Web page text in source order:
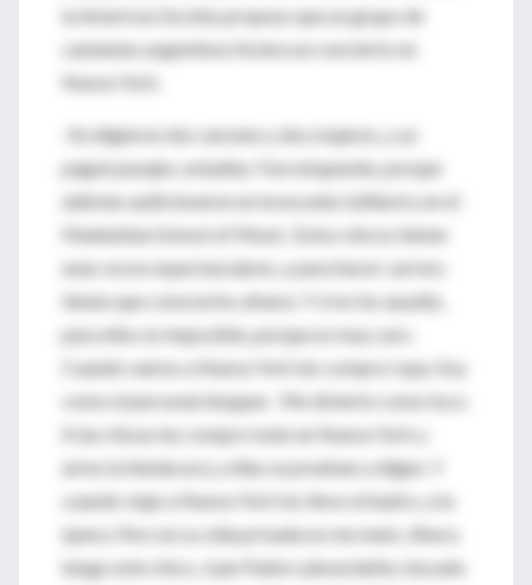
la Americas Society propuso que un grupo de
cantantes argentinos hiciera un concierto en
Nueva York.
-Se eligieron dos varones y dos mujeres, y yo
pagué pasajes, estadías. Fue estupendo, porque
además audicionaron en la escuela Juilliard y en el
Manhattan School of Music. Estos chicos tienen
unas voces espectaculares, y para hacer carrera
tienen que conocerlos afuera. Y si no los ayudás,
para ellos es imposible, porque es muy caro.
Cuando vamos a Nueva York les compro ropa. Soy
como el personal shopper . Me divierto como loco.
A las chicas les compro todo en Nueva York y
armo la tienda acá, y ellas se prueban y eligen. Y
cuando viajo a Nueva York los llevo al teatro, a la
ópera. Pero en su vida privada no me meto. Ahora
tengo este chico, Juan Pablo Labourdette, becado